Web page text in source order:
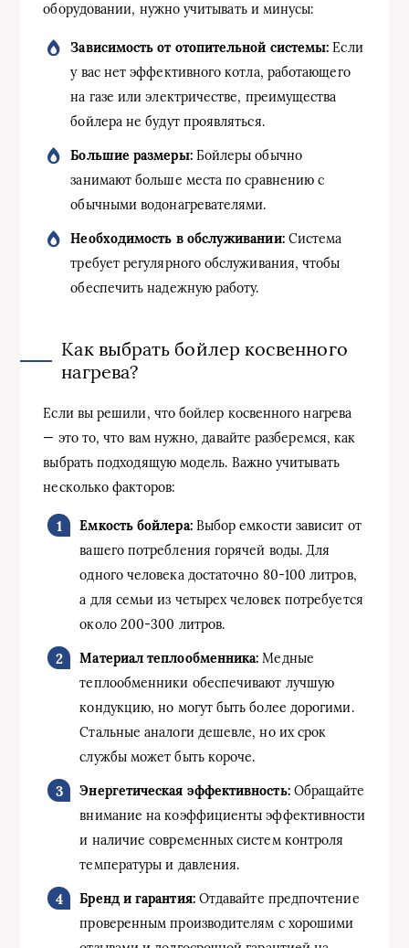
оборудовании, нужно учитывать и минусы:
Зависимость от отопительной системы: Если
у вас нет эффективного котла, работающего
на газе или электричестве, преимущества
бойлера не будут проявляться.
Большие размеры:Бойлеры обычно
занимают больше места по сравнению с
обычными водонагревателями.
Необходимость в обслуживании:Система
требует регулярного обслуживания, чтобы
обеспечить надежную работу.
Как выбрать бойлер косвенного
нагрева?
Если вы решили, что бойлер косвенного нагрева
— это то, что вам нужно, давайте разберемся, как
выбрать подходящую модель. Важно учитывать
несколько факторов:
Емкость бойлера:Выбор емкости зависит от
вашего потребления горячей воды. Для
одного человека достаточно 80-100 литров,
а для семьи из четырех человек потребуется
около 200-300 литров.
Материал теплообменника: Медные
теплообменники обеспечивают лучшую
кондукцию, но могут быть более дорогими.
Стальные аналоги дешевле, но их срок
службы может быть короче.
Энергетическая эффективность:Обращайте
внимание на коэффициенты эффективности
и наличие современных систем контроля
температуры и давления.
Бренд и гарантия:Отдавайте предпочтение
проверенным производителям с хорошими